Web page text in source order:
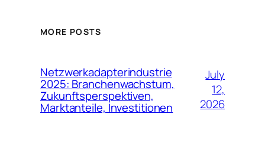
MORE POSTS
Netzwerkadapterindustrie
2025: Branchenwachstum,
Zukunftsperspektiven,
Marktanteile, Investitionen
July
12,
2026